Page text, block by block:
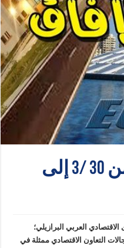
مصر نحو الآفاق من 30 /3 إلى
العربي البرازيلي؛
التعاون الاقتصادي ممثلة في